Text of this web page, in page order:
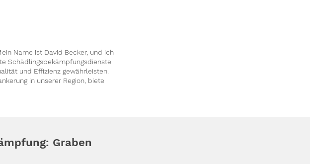
Name ist David Becker, und ich
Schädlingsbekämpfungsdienste
und Effizienz gewährleisten.
in unserer Region, biete
Graben